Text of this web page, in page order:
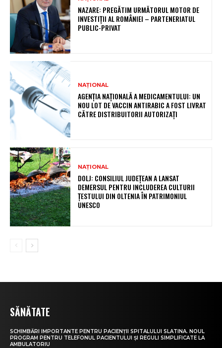
NAZARE: PREGĂTIM URMĂTORUL MOTOR DE
INVESTIȚII AL ROMÂNIEI – PARTENERIATUL
PUBLIC-PRIVAT
NAȚIONAL
AGENȚIA NAȚIONALĂ A MEDICAMENTULUI: UN
NOU LOT DE VACCIN ANTIRABIC A FOST LIVRAT
CĂTRE DISTRIBUITORII AUTORIZAȚI
NAȚIONAL
DOLJ: CONSILIUL JUDEȚEAN A LANSAT
DEMERSUL PENTRU INCLUDEREA CULTURII
ȚESTULUI DIN OLTENIA ÎN PATRIMONIUL
UNESCO
SĂNĂTATE
SCHIMBĂRI IMPORTANTE PENTRU PACIENȚII SPITALULUI SLATINA. NOUL
PROGRAM PENTRU TELEFONUL PACIENTULUI ȘI REGULI SIMPLIFICATE LA
AMBULATORIU